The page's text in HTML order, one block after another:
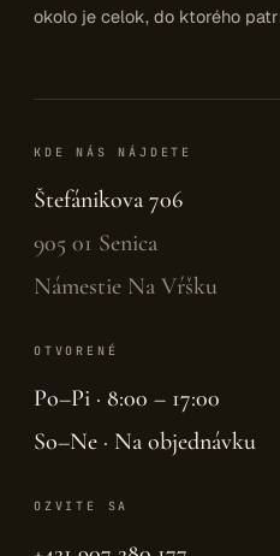
okolo je celok, do ktorého
KDE NÁS NÁJDETE
Štefánikova 706
905 01 Senica
Námestie Na Vŕšku
OTVORENÉ
Po–Pi · 8:00 – 17:00
So–Ne · Na objednávku
OZVITE SA